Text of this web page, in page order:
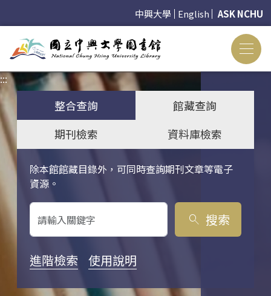
中興大學 English ASK NCHU
:::
整合查詢
館藏查詢
期刊檢索
資料庫檢索
除本館館藏目錄外，可同時查詢期刊文章等電子
資源。
關鍵字搜尋
search 搜索
進階檢索 使用說明